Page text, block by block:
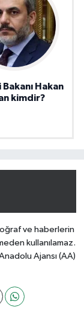
Bakanı Hakan
kimdir?
ve haberlerin
kullanılamaz.
Ajansı (AA)